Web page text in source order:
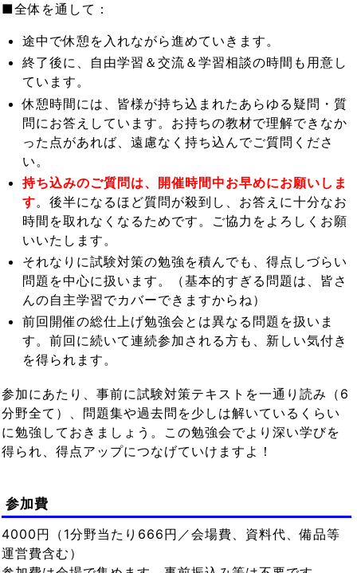
■全体を通して：
途中で休憩を入れながら進めていきます。
終了後に、自由学習＆交流＆学習相談の時間も用意し
ています。
休憩時間には、皆様が持ち込まれたあらゆる疑問・質
問にお答えしています。お持ちの教材で理解できなか
った点があれば、遠慮なく持ち込んでご質問くださ
い。
持ち込みのご質問は、開催時間中お早めにお願いしま
す。後半になるほど質問が殺到し、お答えに十分なお
時間を取れなくなるためです。ご協力をよろしくお願
いいたします。
それなりに試験対策の勉強を積んでも、得点しづらい
問題を中心に扱います。（基本的すぎる問題は、皆さ
んの自主学習でカバーできますからね）
前回開催の総仕上げ勉強会とは異なる問題を扱いま
す。前回に続いて連続参加される方も、新しい気付き
を得られます。
参加にあたり、事前に試験対策テキストを一通り読み（6
分野全て）、問題集や過去問を少しは解いているくらい
に勉強しておきましょう。この勉強会でより深い学びを
得られ、得点アップにつなげていけますよ！
参加費
4000円（1分野当たり666円／会場費、資料代、備品等
運営費含む）